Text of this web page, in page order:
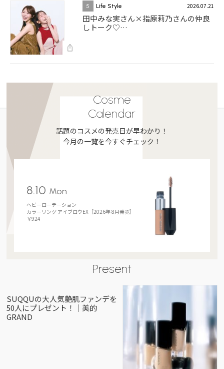
5 Life Style 2026.07.21
田中みな実さん×指原莉乃さんの仲良
しトーク♡…
Cosme
Calendar
話題のコスメの発売日が早わかり！
今月の一覧を今すぐチェック！
8.10 Mon
ヘビーローテーション
カラーリング アイブロウEX［2026年 8月発売］
￥924
Present
SUQQUの大人気艶肌ファンデを
50人にプレゼント！｜美的
GRAND